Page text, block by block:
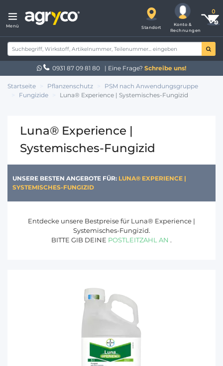
Menü Standort
Konto &
Rechnungen
0931 87 09 81 80 | Eine Frage? Schreibe uns!
Startseite Pflanzenschutz
PSM nach Anwendungsgruppe
Fungizide
Luna® Experience | Systemisches-Fungizid
Luna® Experience |
Systemisches-Fungizid
UNSERE BESTEN ANGEBOTE FÜR: LUNA® EXPERIENCE |
SYSTEMISCHES-FUNGIZID
Entdecke unsere Bestpreise für Luna® Experience |
Systemisches-Fungizid.
BITTE GIB DEINE POSTLEITZAHL AN .